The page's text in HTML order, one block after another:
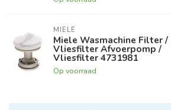
MIELE
Miele Wasmachine Filter /
Vliesfilter Afvoerpomp /
Vliesfilter 4731981
Op voorraad